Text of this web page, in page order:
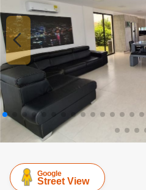
Google
Street View